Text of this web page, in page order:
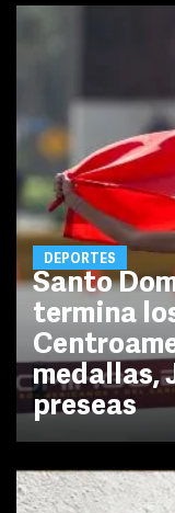
DEPORTES
Santo
termina
medallas,
preseas